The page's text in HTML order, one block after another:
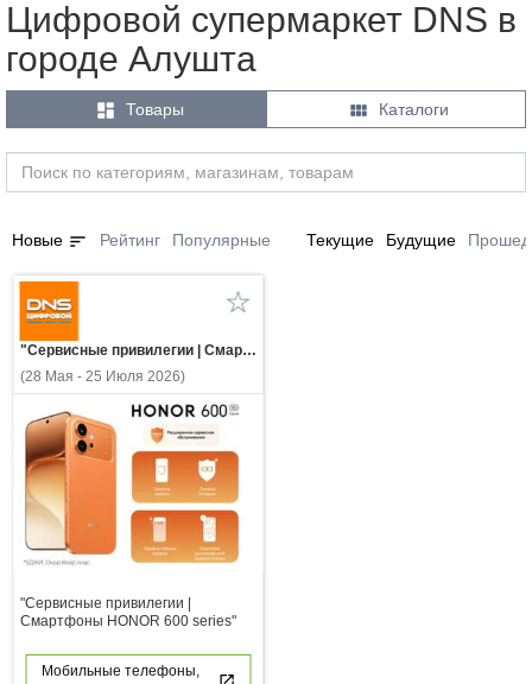
Цифровой супермаркет DNS в
городе Алушта
 Товары  Каталоги
Новые sort Рейтинг Популярные Текущие Будущие
"Сервисные привилегии | Смартфоны HONOR 600 series"
(28 Мая - 25 Июля 2026)
"Сервисные привилегии |
Смартфоны HONOR 600 series"
Мобильные телефоны,